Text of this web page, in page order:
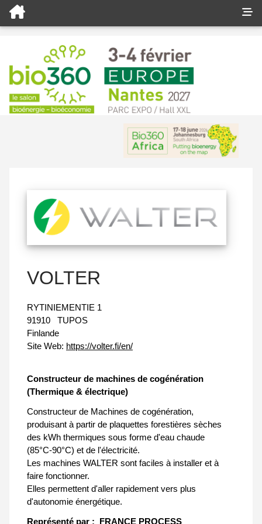
VOLTER
RYTINIEMENTIE 1
91910
TUPOS
Finlande
Site Web: https://volter.fi/en/
Constructeur de machines de cogénération
(Thermique & électrique)
Constructeur de Machines de cogénération,
produisant à partir de plaquettes forestières sèches
des kWh thermiques sous forme d'eau chaude
(85°C-90°C) et de l'électricité.
Les machines WALTER sont faciles à installer et à
faire fonctionner.
Elles permettent d'aller rapidement vers plus
d'autonomie énergétique.
Représenté par : FRANCE PROCESS